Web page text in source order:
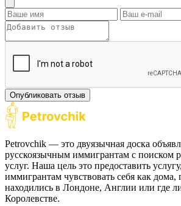
Опубликовать отзыв
Petrovchik — это двуязычная доска
русскоязычным иммигрантам с поиском
услуг. Наша цель это предоставить
иммигрантам чувствовать себя как дома,
находились в Лондоне, Англии или где
Королевстве.